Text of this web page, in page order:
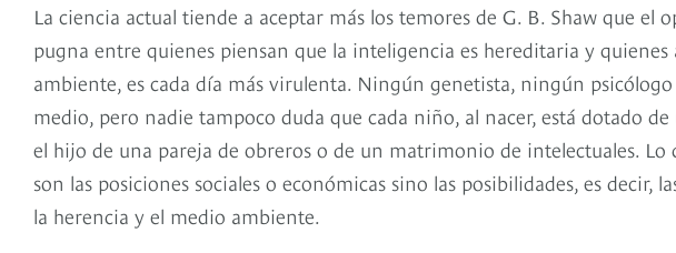
La ciencia actual tiende a aceptar más los temores de G. B. Shaw que el
pugna entre quienes piensan que la inteligencia es hereditaria y
ambiente, es cada día más virulenta. Ningún genetista, ningún
medio, pero nadie tampoco duda que cada niño, al nacer, está dotado
el hijo de una pareja de obreros o de un matrimonio de intelectuales. Lo
son las posiciones sociales o económicas sino las posibilidades, es decir,
la herencia y el medio ambiente.